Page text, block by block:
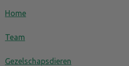
Home
Team
Gezelschapsdieren